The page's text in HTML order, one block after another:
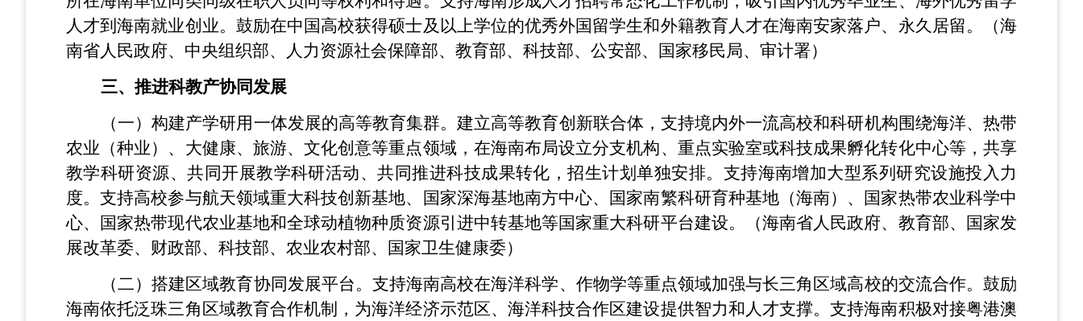
人才到海南就业创业。鼓励在中国高校获得硕士及以上学位的优秀外国留学生和外籍教育人才在海南安家落户、永久居留。（海
南省人民政府、中央组织部、人力资源社会保障部、教育部、科技部、公安部、国家移民局、审计署）
三、推进科教产协同发展
（一）构建产学研用一体发展的高等教育集群。建立高等教育创新联合体，支持境内外一流高校和科研机构围绕海洋、热带
农业（种业）、大健康、旅游、文化创意等重点领域，在海南布局设立分支机构、重点实验室或科技成果孵化转化中心等，共享
教学科研资源、共同开展教学科研活动、共同推进科技成果转化，招生计划单独安排。支持海南增加大型系列研究设施投入力
度。支持高校参与航天领域重大科技创新基地、国家深海基地南方中心、国家南繁科研育种基地（海南）、国家热带农业科学中
心、国家热带现代农业基地和全球动植物种质资源引进中转基地等国家重大科研平台建设。（海南省人民政府、教育部、国家发
展改革委、财政部、科技部、农业农村部、国家卫生健康委）
（二）搭建区域教育协同发展平台。支持海南高校在海洋科学、作物学等重点领域加强与长三角区域高校的交流合作。鼓励
海南依托泛珠三角区域教育合作机制，为海洋经济示范区、海洋科技合作区建设提供智力和人才支撑。支持海南积极对接粤港澳